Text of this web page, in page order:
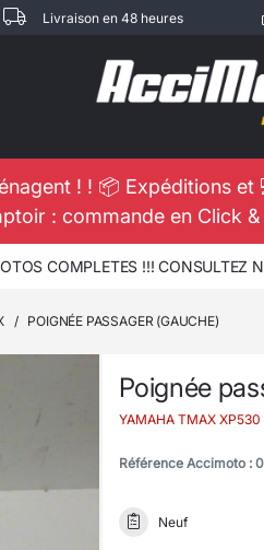
Livraison en 48 heures
! ! 📦 Expéditions
: commande en Click
COMPLETES !!!
/ POIGNÉE PASSAGER (GAUCHE)
Poignée
YAMAHA TMAX XP530
Référence Accimoto :
Neuf